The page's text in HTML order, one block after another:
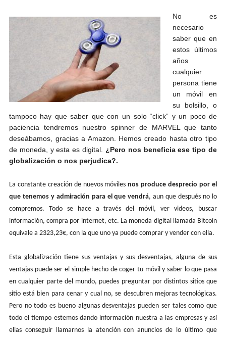
No es
necesario
saber que en
estos últimos
años
cualquier
persona tiene
un móvil en
su bolsillo, o
tampoco hay que saber que con un solo “click” y un poco de
paciencia tendremos nuestro spinner de MARVEL que tanto
deseábamos, gracias a Amazon. Hemos creado hasta otro tipo
de moneda, y esta es digital. ¿Pero nos beneficia ese tipo de
globalización o nos perjudica?.
La constante creación de nuevos móvilesnos produce desprecio por el
que tenemos y admiración para el que vendrá, aun que después no lo
compremos. Todo se hace a través del móvil, ver videos, buscar
información, compra por internet, etc. La moneda digital llamada Bitcoin
equivale a 2323,23€, con la que uno ya puede comprar y vender con ella.
Esta globalización tiene sus ventajas y sus desventajas, alguna de sus
ventajas puede ser el simple hecho de coger tu móvil y saber lo que pasa
en cualquier parte del mundo, puedes preguntar por distintos sitios que
sitio está bien para cenar y cual no, se descubren mejoras tecnológicas.
Pero no todo es bueno algunas desventajas pueden ser tales como que
todo el tiempo estemos dando información nuestra a las empresas y así
ellas conseguir llamarnos la atención con anuncios de lo último que